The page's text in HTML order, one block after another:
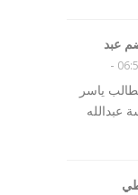
عبد
-
ياسر
عبدالله